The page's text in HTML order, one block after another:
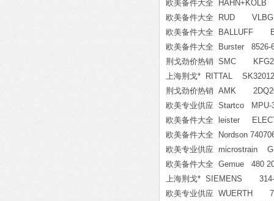
欧美备件大全
欧美备件大全 RUD VLBG
欧美备件大全 BALLUFF
欧美备件大全 Burster 8526-
荆戈劲价热销 SMC
上海荆戈* RITTAL
荆戈劲价热销 AMK
欧美专业供应 Startco MPU-
欧美备件大全 leister
欧美备件大全 Nordson
欧美专业供应 microstrain G-
欧美备件大全 Gemue 480
上海荆戈* SIEMENS 314-
欧美专业供应 WUERTH